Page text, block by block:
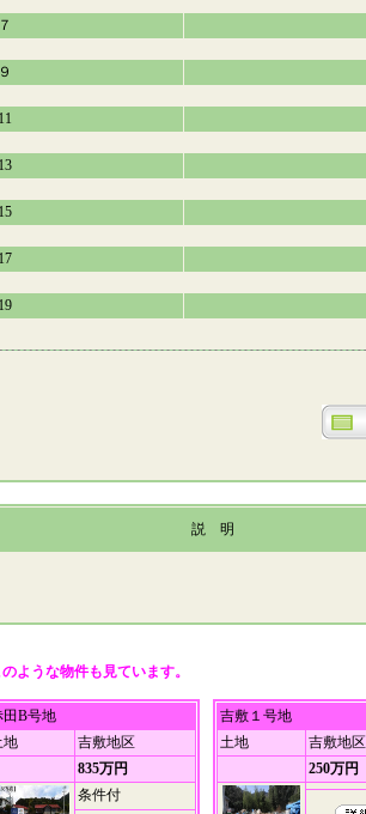
説 明
ような物件も見ています。
田B号地
地
吉敷地区
835万円
条件付
吉敷１号地
土地
吉敷地区
250万円